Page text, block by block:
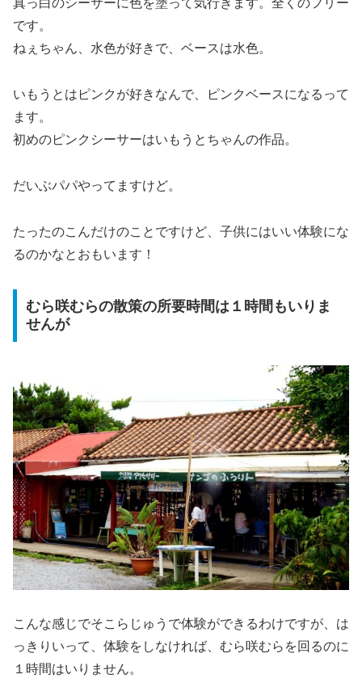
真っ白のシーサーに色を塗って気行きます。全くのフリー
です。
ねぇちゃん、水色が好きで、ベースは水色。
いもうとはピンクが好きなんで、ピンクベースになるって
ます。
初めのピンクシーサーはいもうとちゃんの作品。
だいぶパパやってますけど。
たったのこんだけのことですけど、子供にはいい体験にな
るのかなとおもいます！
むら咲むらの散策の所要時間は１時間もいりま
せんが
こんな感じでそこらじゅうで体験ができるわけですが、は
っきりいって、体験をしなければ、むら咲むらを回るのに
１時間はいりません。